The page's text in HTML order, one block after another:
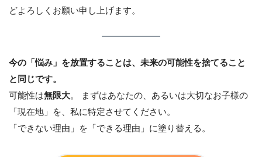
どよろしくお願い申し上げます。
今の「悩み」を放置することは、未来の可能性を捨てること
と同じです。
可能性は無限大。 まずはあなたの、あるいは大切なお子様の
「現在地」を、私に特定させてください。
「できない理由」を「できる理由」に塗り替える。